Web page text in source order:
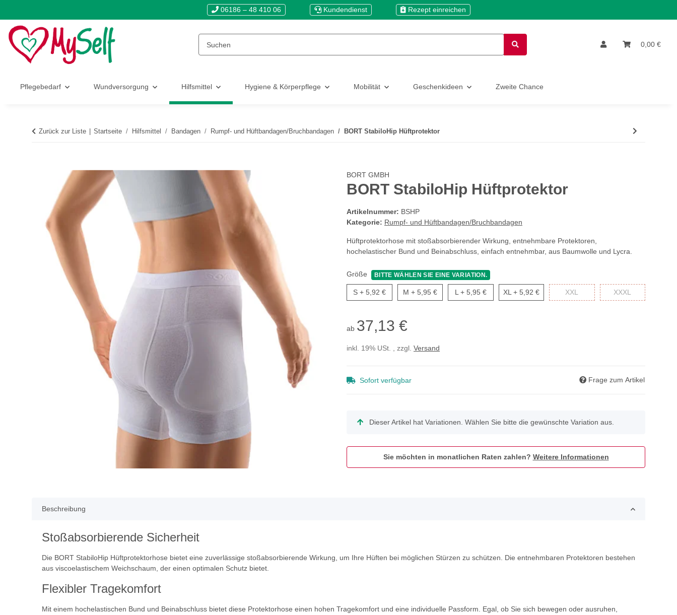
06186 – 48 410 06 Kundendienst Rezept einreichen
0,00 €
Pflegebedarf Wundversorgung Hilfsmittel Hygiene & Körperpflege Mobilität Geschenkideen Zweite Chance
Zurück zur Liste Startseite Hilfsmittel Bandagen Rumpf- und Hüftbandagen/Bruchbandagen BORT StabiloHip Hüftprotektor
BORT GMBH
BORT StabiloHip Hüftprotektor
Artikelnummer: BSHP
Kategorie: Rumpf- und Hüftbandagen/Bruchbandagen
Hüftprotektorhose mit stoßabsorbierender Wirkung, entnehmbare Protektoren,
hochelastischer Bund und Beinabschluss, einfach entnehmbar, aus Baumwolle und Lycra.
Größe BITTE WÄHLEN SIE EINE VARIATION.
S S
+ 5,92 € M M
+ 5,95 € L L
+ 5,95 € XL XL
+ 5,92 € XXL XXXL XXXL
ab 37,13 €
inkl. 19% USt. , zzgl. Versand
Sofort verfügbar Frage zum Artikel
x Dieser Artikel hat Variationen. Wählen Sie bitte die gewünschte Variation aus.
Sie möchten in monatlichen Raten zahlen? Weitere Informationen
Beschreibung
Stoßabsorbierende Sicherheit
Die BORT StabiloHip Hüftprotektorhose bietet eine zuverlässige stoßabsorbierende Wirkung, um Ihre Hüften bei möglichen Stürzen zu schützen. Die entnehmbaren Protektoren bestehen
aus viscoelastischem Weichschaum, der einen optimalen Schutz bietet.
Flexibler Tragekomfort
Mit einem hochelastischen Bund und Beinabschluss bietet diese Protektorhose einen hohen Tragekomfort und eine individuelle Passform. Egal, ob Sie sich bewegen oder ausruhen,